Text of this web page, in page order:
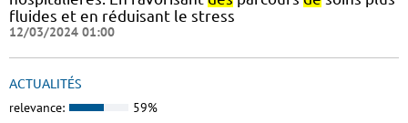
fluides et en réduisant le stress
12/03/2024 01:00
ACTUALITÉS
relevance: 59%